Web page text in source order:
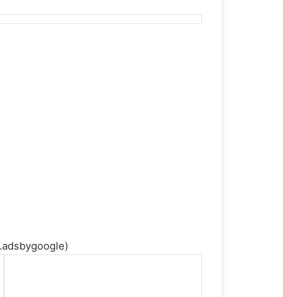
(adsbygoogle = window.adsbygoogle || []).push({});